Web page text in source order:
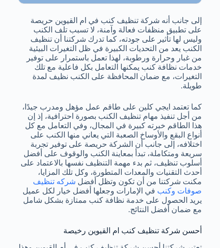
إلى جانب أنه شركة تنظيف كنب في ام القيوين حريصة
على تطبيق منظفات فعالة وآمنة، لا تسبب تلف الكنب
وليس لها تأثير على جودته، كما تدرك شركتنا أن تنظيف
الكنب يعد من التحديات الكبيرة في ظل التغيرات البيئية
من غبار وحرارة ورطوبة، لهذا تعمل باستمرار على توفير
خدمات نظافة كنب يمكنها التعامل بكل فاعلية مع تلك
التغيرات، مع ضمان المحافظة على الكنب نظيف لمدة
طويلة.
كما تعتمد ايجي كلين على طاقم عمل مؤهل ومدرب جيدًا،
من أجل تنفيذ مهام تنظيف الكنب بصورة احترافية، إذ إن
هذا الطاقم خبرته كبيرة في المجال، وفي التعامل مع كل
أنواع البقع والأوساخ الصعبة التي يعاني منها الكنب على
اختلافه، إلى جانب أن الشركة حريصة على توفير تجربة
سريعة ومتكاملة، تبدأ بمعاينة الكنب والوقوف على أفضل
أسلوب تنظيف، ثم بدء مهمة التنظيف نفسها بالاعتماد على
أحدث التقنيات والمعدات المتطورة، وكل تلك المزايا،
مكنت شركتنا من أن تكون وتظل أفضل شركه تنظيف
صوفات وكنب في الإمارات وجعلها أفضل خيار لكل عميل
يريد الحصول على خدمة نظافة كنب ممتازة بشكل شامل
مع ضمان أفضل النتائج.
أحسن شركة تنظيف كنب ام القيوين رخيصة